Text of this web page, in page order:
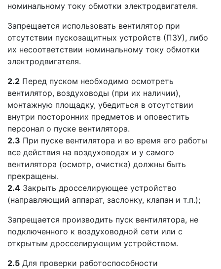
номинальному току обмотки электродвигателя.
Запрещается использовать вентилятор при
отсутствии пускозащитных устройств (ПЗУ), либо
их несоответствии номинальному току обмотки
электродвигателя.
2.2 Перед пуском необходимо осмотреть
вентилятор, воздуховоды (при их наличии),
монтажную площадку, убедиться в отсутствии
внутри посторонних предметов и оповестить
персонал о пуске вентилятора.
2.3 При пуске вентилятора и во время его работы
все действия на воздуховодах и у самого
вентилятора (осмотр, очистка) должны быть
прекращены.
2.4 Закрыть дросселирующее устройство
(направляющий аппарат, заслонку, клапан и т.п.);
Запрещается производить пуск вентилятора, не
подключенного к воздуховодной сети или с
открытым дросселирующим устройством.
2.5 Для проверки работоспособности